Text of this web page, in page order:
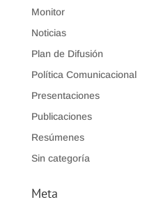
Monitor
Noticias
Plan de Difusión
Política Comunicacional
Presentaciones
Publicaciones
Resúmenes
Sin categoría
Meta